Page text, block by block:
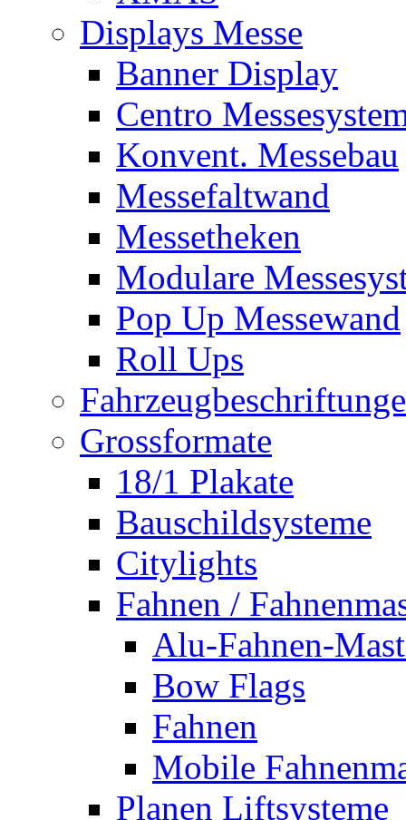
Displays Messe
Banner Display
Centro
Konvent. Messebau
Messefaltwand
Messetheken
Modulare
Pop Up Messewand
Roll Ups
Grossformate
18/1 Plakate
Bauschildsysteme
Citylights
Fahnen /
Alu-Fahnen-
Bow Flags
Fahnen
Mobile
Planen Liftsysteme